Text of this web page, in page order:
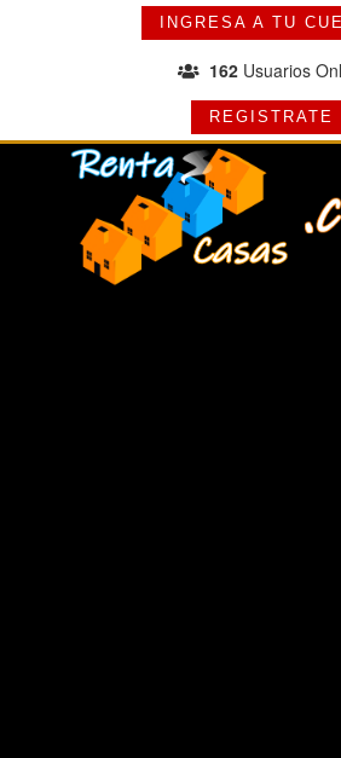
INGRESA A TU
162Usuarios
REGISTRATE